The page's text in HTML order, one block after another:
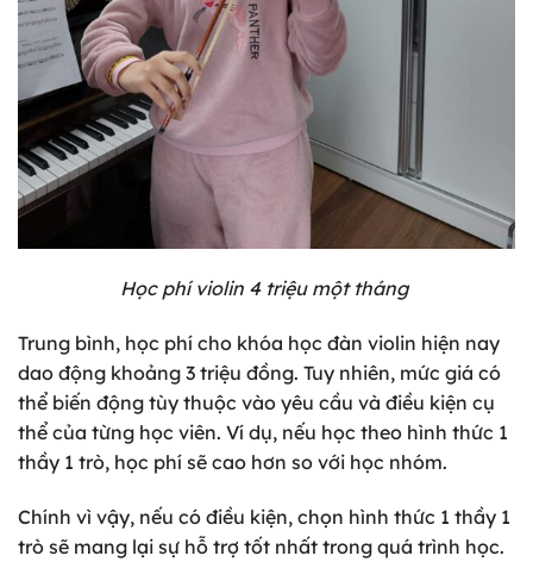
Học phí violin 4 triệu một tháng
Trung bình, học phí cho khóa học đàn violin hiện nay
dao động khoảng 3 triệu đồng. Tuy nhiên, mức giá có
thể biến động tùy thuộc vào yêu cầu và điều kiện cụ
thể của từng học viên. Ví dụ, nếu học theo hình thức 1
thầy 1 trò, học phí sẽ cao hơn so với học nhóm.
Chính vì vậy, nếu có điều kiện, chọn hình thức 1 thầy 1
trò sẽ mang lại sự hỗ trợ tốt nhất trong quá trình học.